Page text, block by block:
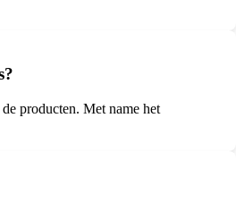
producten. Met name het